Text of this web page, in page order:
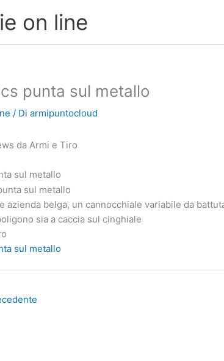
on line
punta sul metallo
/ Di armipuntocloud
da Armi e Tiro
sul metallo
azienda belga, un cannocchiale variabile da
sia a caccia sul cinghiale
sul metallo